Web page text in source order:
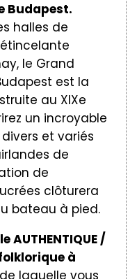
Budapest.
halles de
le Grand
est la
au XIXe
un incroyable
et variés
de
de
clôturera
bateau à pied.
AUTHENTIQUE /
folklorique à
laquelle vous